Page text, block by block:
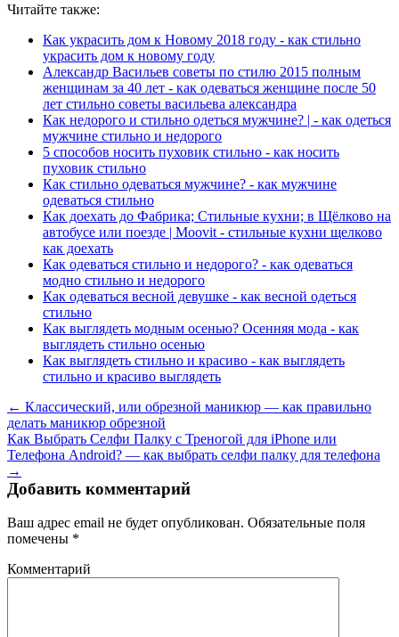
Читайте также:
Как украсить дом к Новому 2018 году - как стильно
украсить дом к новому году
Александр Васильев советы по стилю 2015 полным
женщинам за 40 лет - как одеваться женщине после 50
лет стильно советы васильева александра
Как недорого и стильно одеться мужчине? | - как одеться
мужчине стильно и недорого
5 способов носить пуховик стильно - как носить
пуховик стильно
Как стильно одеваться мужчине? - как мужчине
одеваться стильно
Как доехать до Фабрика; Стильные кухни; в Щёлково на
автобусе или поезде | Moovit - стильные кухни щелково
как доехать
Как одеваться стильно и недорого? - как одеваться
модно стильно и недорого
Как одеваться весной девушке - как весной одеться
стильно
Как выглядеть модным осенью? Осенняя мода - как
выглядеть стильно осенью
Как выглядеть стильно и красиво - как выглядеть
стильно и красиво выглядеть
← Классический, или обрезной маникюр — как правильно
делать маникюр обрезной
Как Выбрать Селфи Палку с Треногой для iPhone или
Телефона Android? — как выбрать селфи палку для телефона
→
Добавить комментарий
Ваш адрес email не будет опубликован. Обязательные поля
помечены *
Комментарий